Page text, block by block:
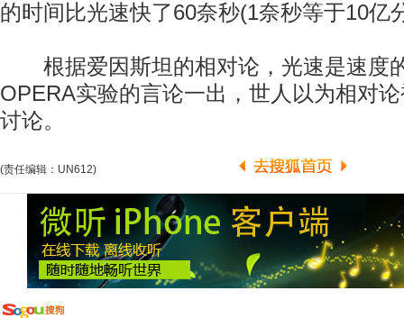
的时间比光速快了60奈秒(1奈秒等于10亿
根据爱因斯坦的相对论，光速是速度
OPERA实验的言论一出，世人以为相对
讨论。
(责任编辑：UN612)